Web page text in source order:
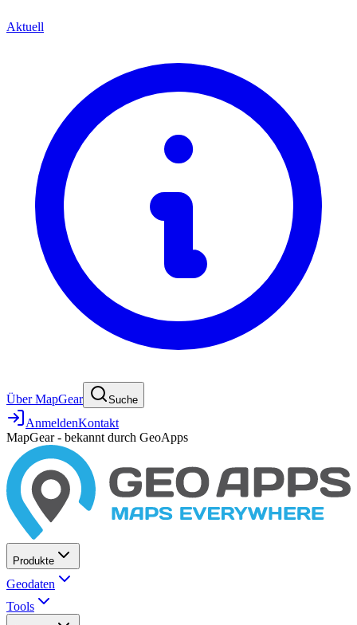
Aktuell
Über MapGear Suche
AnmeldenKontakt
MapGear - bekannt durch GeoApps
Produkte
Geodaten
Tools